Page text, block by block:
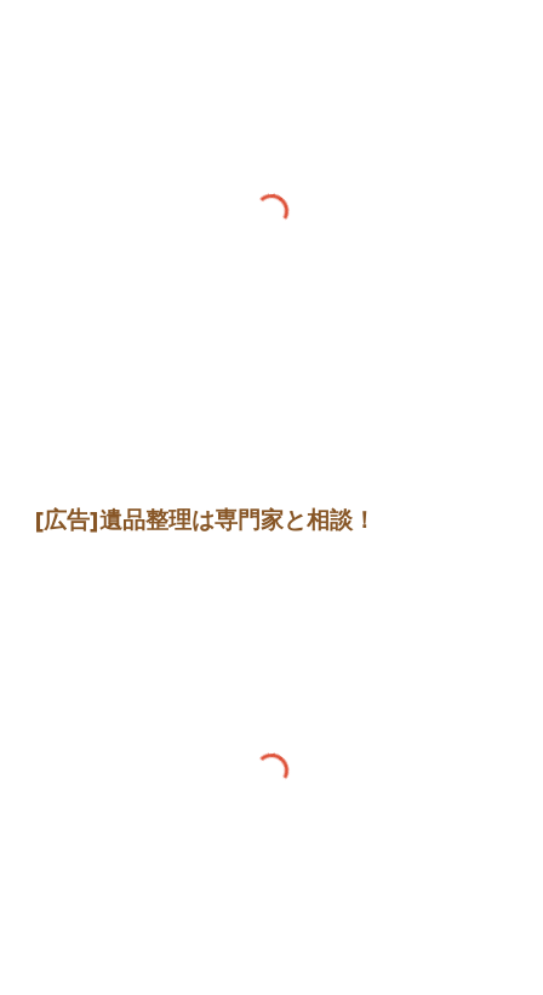
[広告]遺品整理は専門家と相談！